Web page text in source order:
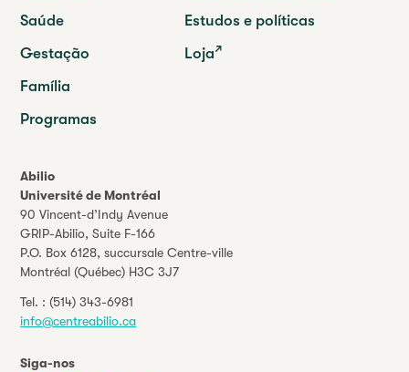
Abilio
Université de Montréal
90 Vincent-d’Indy Avenue
GRIP-Abilio, Suite F-166
P.O. Box 6128, succursale Centre-ville
Montréal (Québec) H3C 3J7
Tel. : (514) 343-6981
info@centreabilio.ca
Siga-nos
Saúde
Gestação
Família
Programas
Estudos e políticas
Loja